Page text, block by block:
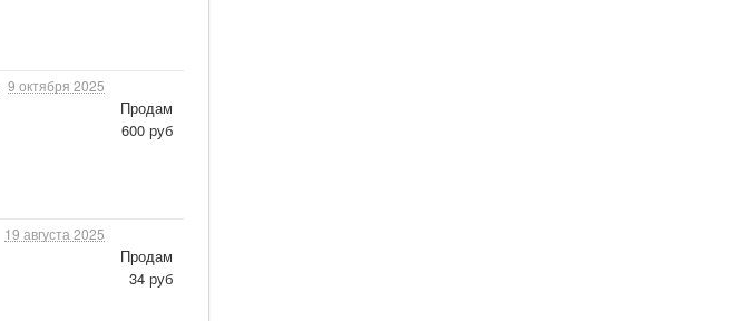
9 октября 2025
Продам
600 руб
19 августа 2025
Продам
34 руб